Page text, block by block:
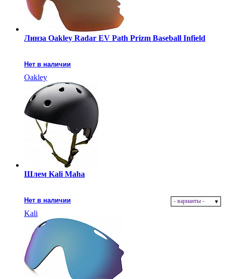
Линза Oakley Radar EV Path Prizm Baseball Infield
Нет в наличии
Oakley
Шлем Kali Maha
Нет в наличии - варианты -
Kali